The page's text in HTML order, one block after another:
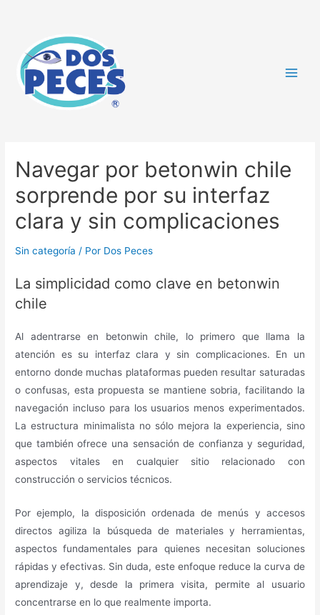
Navegar por betonwin chile
sorprende por su interfaz
clara y sin complicaciones
Sin categoría / Por Dos Peces
La simplicidad como clave en betonwin
chile
Al adentrarse en betonwin chile, lo primero que llama la
atención es su interfaz clara y sin complicaciones. En un
entorno donde muchas plataformas pueden resultar saturadas
o confusas, esta propuesta se mantiene sobria, facilitando la
navegación incluso para los usuarios menos experimentados.
La estructura minimalista no sólo mejora la experiencia, sino
que también ofrece una sensación de confianza y seguridad,
aspectos vitales en cualquier sitio relacionado con
construcción o servicios técnicos.
Por ejemplo, la disposición ordenada de menús y accesos
directos agiliza la búsqueda de materiales y herramientas,
aspectos fundamentales para quienes necesitan soluciones
rápidas y efectivas. Sin duda, este enfoque reduce la curva de
aprendizaje y, desde la primera visita, permite al usuario
concentrarse en lo que realmente importa.